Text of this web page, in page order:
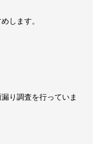
します。
り調査を行っていま